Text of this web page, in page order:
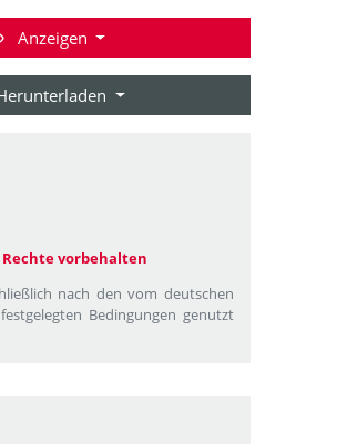
Anzeigen
vorbehalten
nach den vom deutschen
festgelegten Bedingungen genutzt